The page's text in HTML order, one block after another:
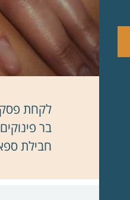
לקחת פסק
בר
חבילת